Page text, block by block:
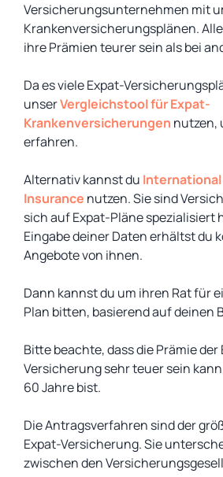
Versicherungsunternehmen mit
Krankenversicherungsplänen.
ihre Prämien teurer sein als bei
Da es viele Expat-
unserVergleichstool für Expat-
Krankenversicherungen nutzen,
erfahren.
Alternativ kannst du
Insurance nutzen. Sie sind
sich auf Expat-Pläne spezialisiert
Eingabe deiner Daten erhältst du
Angebote von ihnen.
Dann kannst du um ihren Rat für
Plan bitten, basierend auf deinen
Bitte beachte, dass die Prämie der
Versicherung sehr teuer sein
60 Jahre bist.
Die Antragsverfahren sind der
Expat-Versicherung. Sie
zwischen den